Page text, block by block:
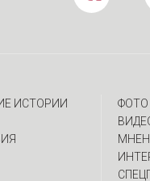
ИСТОРИИ
ФОТО